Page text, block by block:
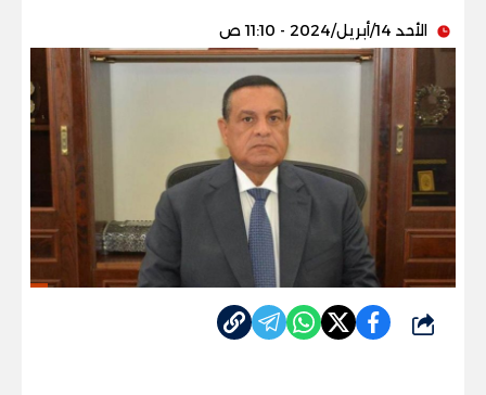
الأحد 14/أبريل/2024 - 11:10 ص
شارك